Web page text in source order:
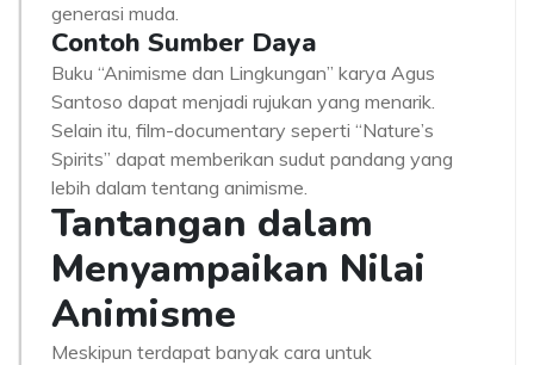
generasi muda.
Contoh Sumber Daya
Buku “Animisme dan Lingkungan” karya Agus
Santoso dapat menjadi rujukan yang menarik.
Selain itu, film-documentary seperti “Nature’s
Spirits” dapat memberikan sudut pandang yang
lebih dalam tentang animisme.
Tantangan dalam
Menyampaikan Nilai
Animisme
Meskipun terdapat banyak cara untuk